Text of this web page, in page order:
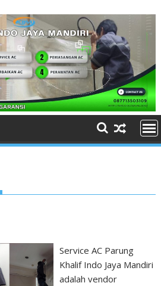
Service AC Parung
Khalif Indo Jaya Mandiri
adalah vendor